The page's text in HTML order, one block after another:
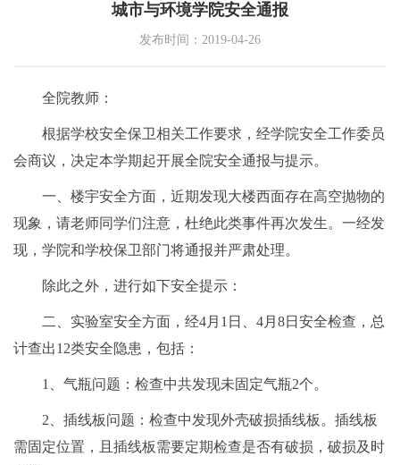
城市与环境学院安全通报
发布时间：2019-04-26
全院教师：
根据学校安全保卫相关工作要求，经学院安全工作委员
会商议，决定本学期起开展全院安全通报与提示。
一、楼宇安全方面，近期发现大楼西面存在高空抛物的
现象，请老师同学们注意，杜绝此类事件再次发生。一经发
现，学院和学校保卫部门将通报并严肃处理。
除此之外，进行如下安全提示：
二、实验室安全方面，经4月1日、4月8日安全检查，总
计查出12类安全隐患，包括：
1、气瓶问题：检查中共发现未固定气瓶2个。
2、插线板问题：检查中发现外壳破损插线板。插线板
需固定位置，且插线板需要定期检查是否有破损，破损及时